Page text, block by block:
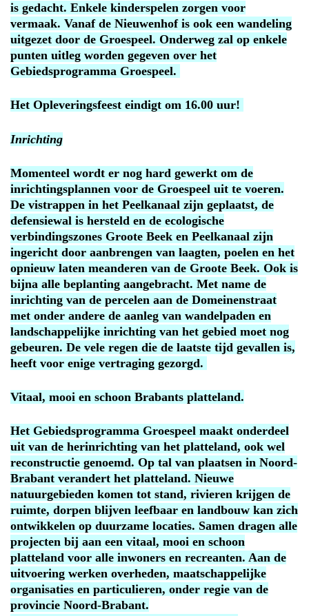
is gedacht. Enkele kinderspelen zorgen voor
vermaak. Vanaf de Nieuwenhof is ook een wandeling
uitgezet door de Groespeel. Onderweg zal op enkele
punten uitleg worden gegeven over het
Gebiedsprogramma Groespeel.
Het Opleveringsfeest eindigt om 16.00 uur!
Inrichting
Momenteel wordt er nog hard gewerkt om de
inrichtingsplannen voor de Groespeel uit te voeren.
De vistrappen in het Peelkanaal zijn geplaatst, de
defensiewal is hersteld en de ecologische
verbindingszones Groote Beek en Peelkanaal zijn
ingericht door aanbrengen van laagten, poelen en het
opnieuw laten meanderen van de Groote Beek. Ook is
bijna alle beplanting aangebracht. Met name de
inrichting van de percelen aan de Domeinenstraat
met onder andere de aanleg van wandelpaden en
landschappelijke inrichting van het gebied moet nog
gebeuren. De vele regen die de laatste tijd gevallen is,
heeft voor enige vertraging gezorgd.
Vitaal, mooi en schoon Brabants platteland.
Het Gebiedsprogramma Groespeel maakt onderdeel
uit van de herinrichting van het platteland, ook wel
reconstructie genoemd. Op tal van plaatsen in Noord-
Brabant verandert het platteland. Nieuwe
natuurgebieden komen tot stand, rivieren krijgen de
ruimte, dorpen blijven leefbaar en landbouw kan zich
ontwikkelen op duurzame locaties. Samen dragen alle
projecten bij aan een vitaal, mooi en schoon
platteland voor alle inwoners en recreanten. Aan de
uitvoering werken overheden, maatschappelijke
organisaties en particulieren, onder regie van de
provincie Noord-Brabant.